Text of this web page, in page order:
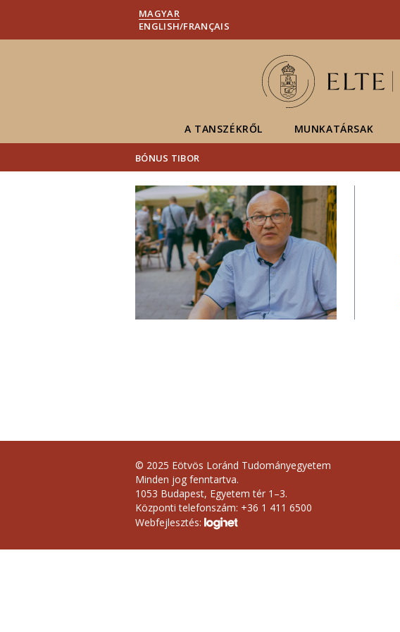
MAGYAR
ENGLISH/FRANÇAIS
A TANSZÉKRŐL MUNKATÁRSAK
BÓNUS TIBOR
© 2025 Eötvös Loránd Tudományegyetem
Minden jog fenntartva.
1053 Budapest, Egyetem tér 1–3.
Központi telefonszám: +36 1 411 6500
Webfejlesztés: